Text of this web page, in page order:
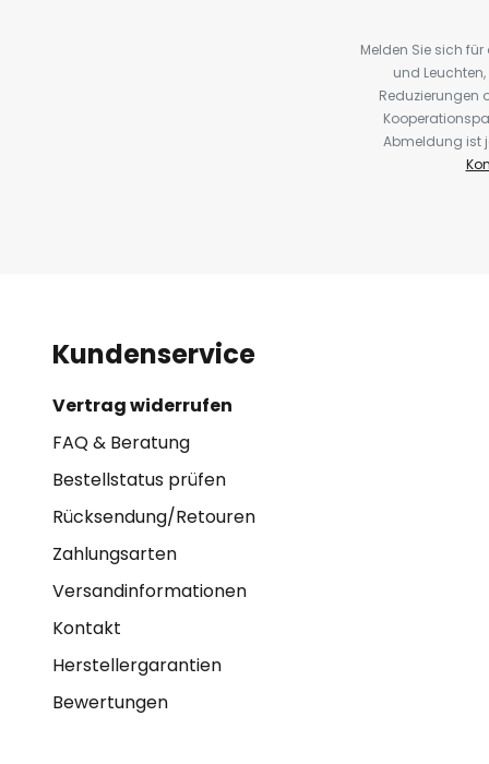
Melden Sie sich
und
Reduzierungen
Abmeldung ist
Kundenservice
Vertrag widerrufen
FAQ & Beratung
Bestellstatus prüfen
Rücksendung/Retouren
Zahlungsarten
Versandinformationen
Kontakt
Herstellergarantien
Bewertungen